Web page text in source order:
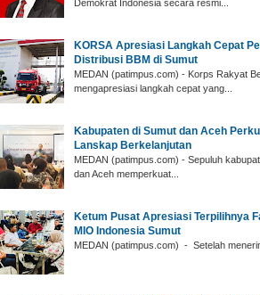
Demokrat Indonesia secara resmi...
‎KORSA Apresiasi Langkah Cepat
Distribusi BBM di Sumut
‎MEDAN (patimpus.com) - Korps Rakyat
mengapresiasi langkah cepat yang...
Kabupaten di Sumut dan Aceh
Lanskap Berkelanjutan
MEDAN (patimpus.com) - Sepuluh
dan Aceh memperkuat...
‎Ketum Pusat Apresiasi Terpilihnya
MIO Indonesia Sumut
‎MEDAN (patimpus.com) - Setelah